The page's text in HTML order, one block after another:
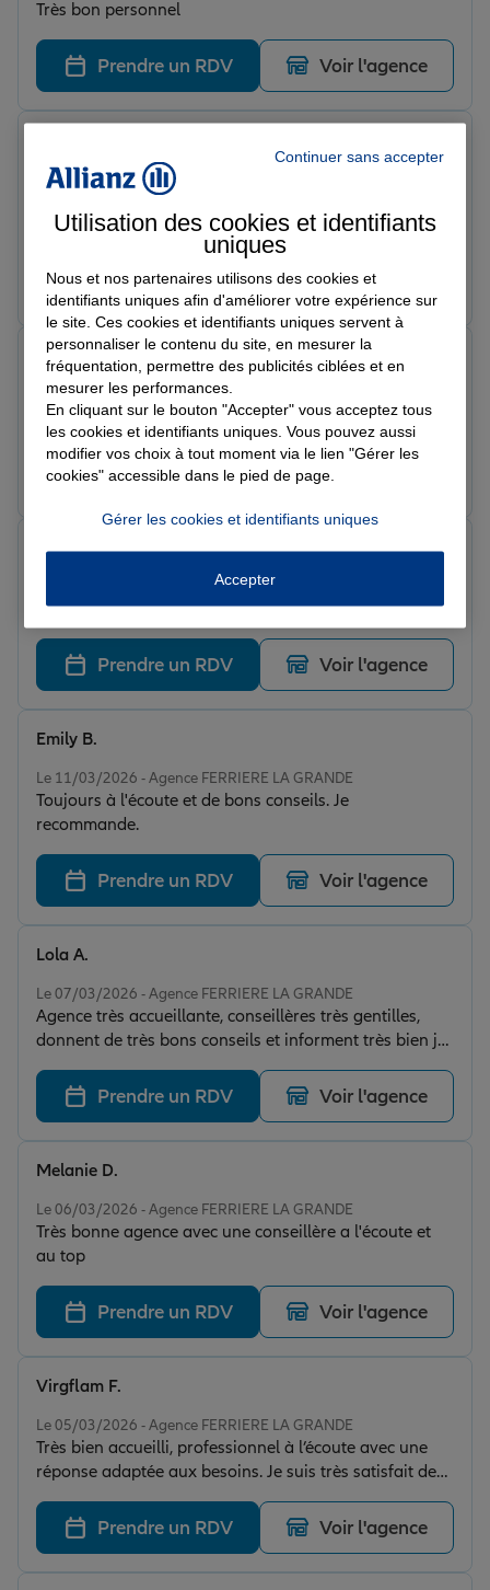
Très bon personnel
Prendre un RDV Voir l'agence
Le 20/03/2026 - Agence FERRIERE LA GRANDE
Agence très agréable avec un personnel très gentil et
réactif a recommander sans modération
Prendre un RDV Voir l'agence
Note de 5 sur 5
Le 17/03/2026 - Agence FERRIERE LA GRANDE
Agence très agréables personnel super genial
Gwendoline N.
Prendre un RDV Voir l'agence
Le 12/03/2026 - Agence FERRIERE LA GRANDE
Très bien
johnny m.
Prendre un RDV Voir l'agence
Le 11/03/2026 - Agence FERRIERE LA GRANDE
Toujours à l'écoute et de bons conseils. Je
recommande.
Emily B.
Prendre un RDV Voir l'agence
Le 07/03/2026 - Agence FERRIERE LA GRANDE
Agence très accueillante, conseillères très gentilles,
donnent de très bons conseils et informent très bien je
recommande :)
Lola A.
Prendre un RDV Voir l'agence
Le 06/03/2026 - Agence FERRIERE LA GRANDE
Très bonne agence avec une conseillère a l'écoute et
au top
Melanie D.
Prendre un RDV Voir l'agence
Le 05/03/2026 - Agence FERRIERE LA GRANDE
Très bien accueilli, professionnel à l’écoute avec une
réponse adaptée aux besoins. Je suis très satisfait de
cette agence, que je recommande.
Virgflam F.
Prendre un RDV Voir l'agence
Continuer sans accepter
Utilisation des cookies et identifiants
uniques
Nous et nos partenaires utilisons des cookies et
identifiants uniques afin d'améliorer votre expérience sur
le site. Ces cookies et identifiants uniques servent à
personnaliser le contenu du site, en mesurer la
fréquentation, permettre des publicités ciblées et en
mesurer les performances.
En cliquant sur le bouton "Accepter" vous acceptez tous
les cookies et identifiants uniques. Vous pouvez aussi
modifier vos choix à tout moment via le lien "Gérer les
cookies" accessible dans le pied de page.
Gérer les cookies et identifiants uniques
Accepter